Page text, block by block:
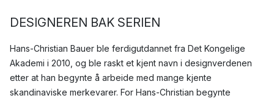
DESIGNEREN BAK SERIEN
Hans-Christian Bauer ble ferdigutdannet fra Det Kongelige
Akademi i 2010, og ble raskt et kjent navn i designverdenen
etter at han begynte å arbeide med mange kjente
skandinaviske merkevarer. For Hans-Christian begynte